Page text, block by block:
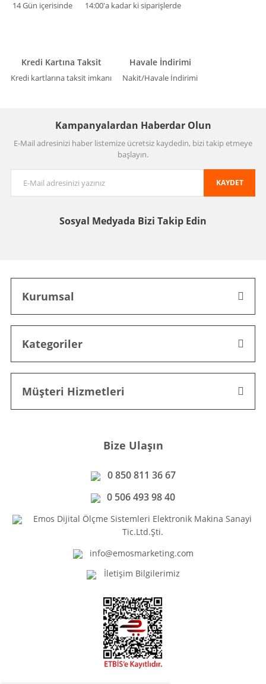
14 Gün içerisinde 14:00'a kadar ki siparişlerde
Kredi Kartına Taksit
Kredi kartlarına taksit imkanı
Havale İndirimi
Nakit/Havale İndirimi
Kampanyalardan Haberdar Olun
E-Mail adresinizi haber listemize ücretsiz kaydedin, bizi takip etmeye
başlayın.
KAYDET
Sosyal Medyada Bizi Takip Edin
Kurumsal
Kategoriler
Müşteri Hizmetleri
Bize Ulaşın
0 850 811 36 67
0 506 493 98 40
Emos Dijital Ölçme Sistemleri Elektronik Makina Sanayi
Tic.Ltd.Şti.
info@emosmarketing.com
İletişim Bilgilerimiz